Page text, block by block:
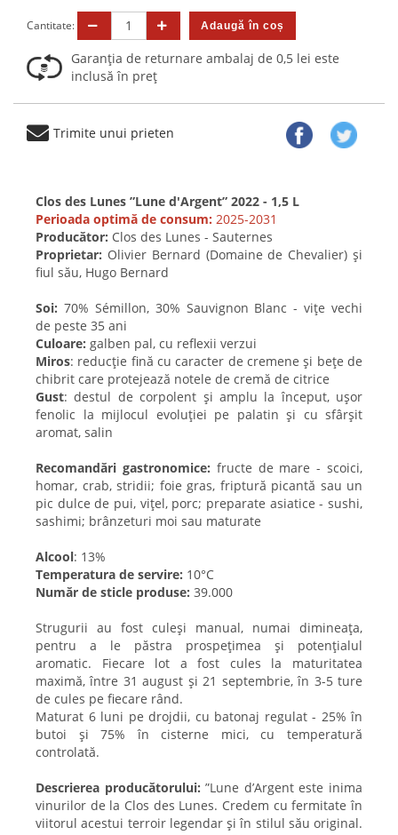
Cantitate:
Garanția de returnare ambalaj de 0,5 lei este
inclusă în preț
Trimite unui prieten
Clos des Lunes ”Lune d'Argent” 2022 - 1,5 L
Perioada optimă de consum: 2025-2031
Producător: Clos des Lunes - Sauternes
Proprietar: Olivier Bernard (Domaine de Chevalier) și
fiul său, Hugo Bernard
Soi: 70% Sémillon, 30% Sauvignon Blanc - vițe vechi
de peste 35 ani
Culoare: galben pal, cu reflexii verzui
Miros: reducție fină cu caracter de cremene și bețe de
chibrit care protejează notele de cremă de citrice
Gust: destul de corpolent și amplu la început, ușor
fenolic la mijlocul evoluției pe palatin și cu sfârșit
aromat, salin
Recomandări gastronomice: fructe de mare - scoici,
homar, crab, stridii; foie gras, friptură picantă sau un
pic dulce de pui, vițel, porc; preparate asiatice - sushi,
sashimi; brânzeturi moi sau maturate
Alcool: 13%
Temperatura de servire: 10°C
Număr de sticle produse: 39.000
Strugurii au fost culeși manual, numai dimineața,
pentru a le păstra prospețimea și potențialul
aromatic. Fiecare lot a fost cules la maturitatea
maximă, între 31 august și 21 septembrie, în 3-5 ture
de cules pe fiecare rând.
Maturat 6 luni pe drojdii, cu batonaj regulat - 25% în
butoi și 75% în cisterne mici, cu temperatură
controlată.
Descrierea producătorului: ”Lune d’Argent este inima
vinurilor de la Clos des Lunes. Credem cu fermitate în
viitorul acestui terroir legendar și în stilul său original.